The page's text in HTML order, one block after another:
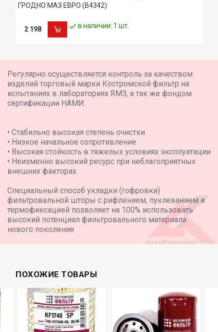
ГРОДНО МАЗ ЕВРО (В4342)
2 198 в наличии: 1 шт.
Регулярно осуществляется контроль за качеством
изделий торговый марки Костромской фильтр на
испытаниях в лабораториях ЯМЗ, а так же фондом
сертификации НАМИ.
• Стабильно высокая степень очистки
• Низкое начальное сопротивление
• Высокая стойкость в тяжелых условиях эксплуатации
• Неизменно высокий ресурс при неблагоприятных
внешних факторах
Специальный способ укладки (гофровки)
фильтровальной шторы с рифлением, пуклеванием и
термофиксацией позволяет на 100% использовать
высокий потенциал фильтровального материала
нового поколения
ПОХОЖИЕ ТОВАРЫ